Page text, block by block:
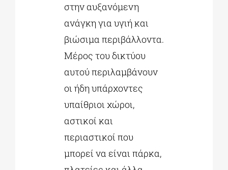
στην αυξανόμενη
ανάγκη για υγιή και
βιώσιμα περιβάλλοντα.
Μέρος του δικτύου
αυτού περιλαμβάνουν
οι ήδη υπάρχοντες
υπαίθριοι χώροι,
αστικοί και
περιαστικοί που
μπορεί να είναι πάρκα,